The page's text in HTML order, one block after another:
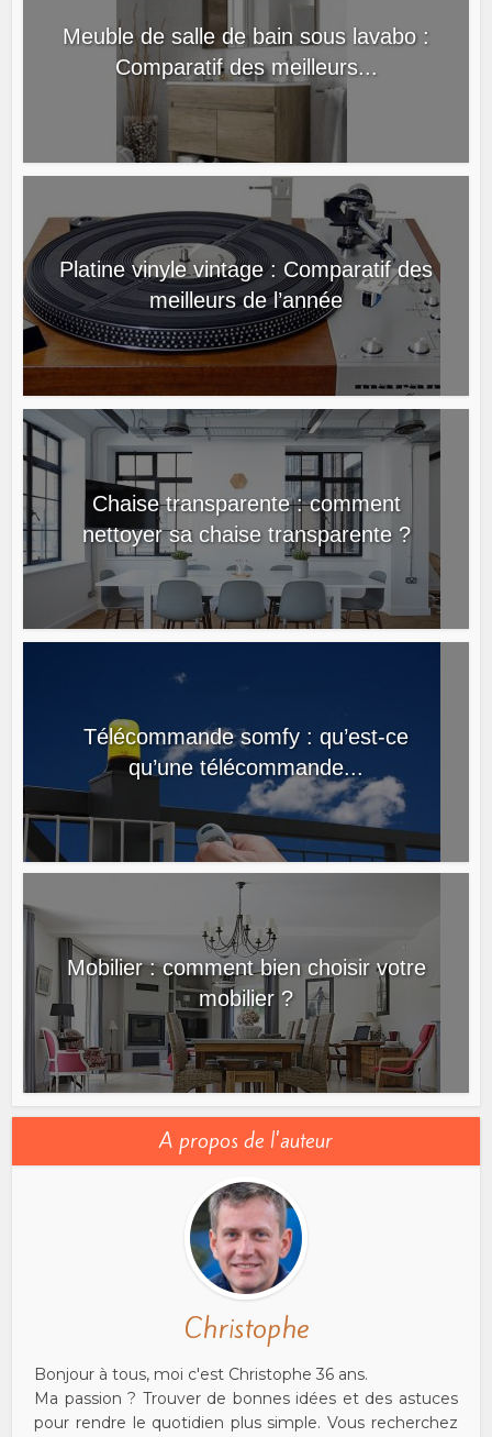
Meuble de salle de bain sous lavabo :
Comparatif des meilleurs...
Platine vinyle vintage : Comparatif des
meilleurs de l’année
Chaise transparente : comment
nettoyer sa chaise transparente ?
Télécommande somfy : qu’est-ce
qu’une télécommande...
Mobilier : comment bien choisir votre
mobilier ?
A propos de l'auteur
Christophe
Bonjour à tous, moi c'est Christophe 36 ans.
Ma passion ? Trouver de bonnes idées et des astuces
pour rendre le quotidien plus simple. Vous recherchez